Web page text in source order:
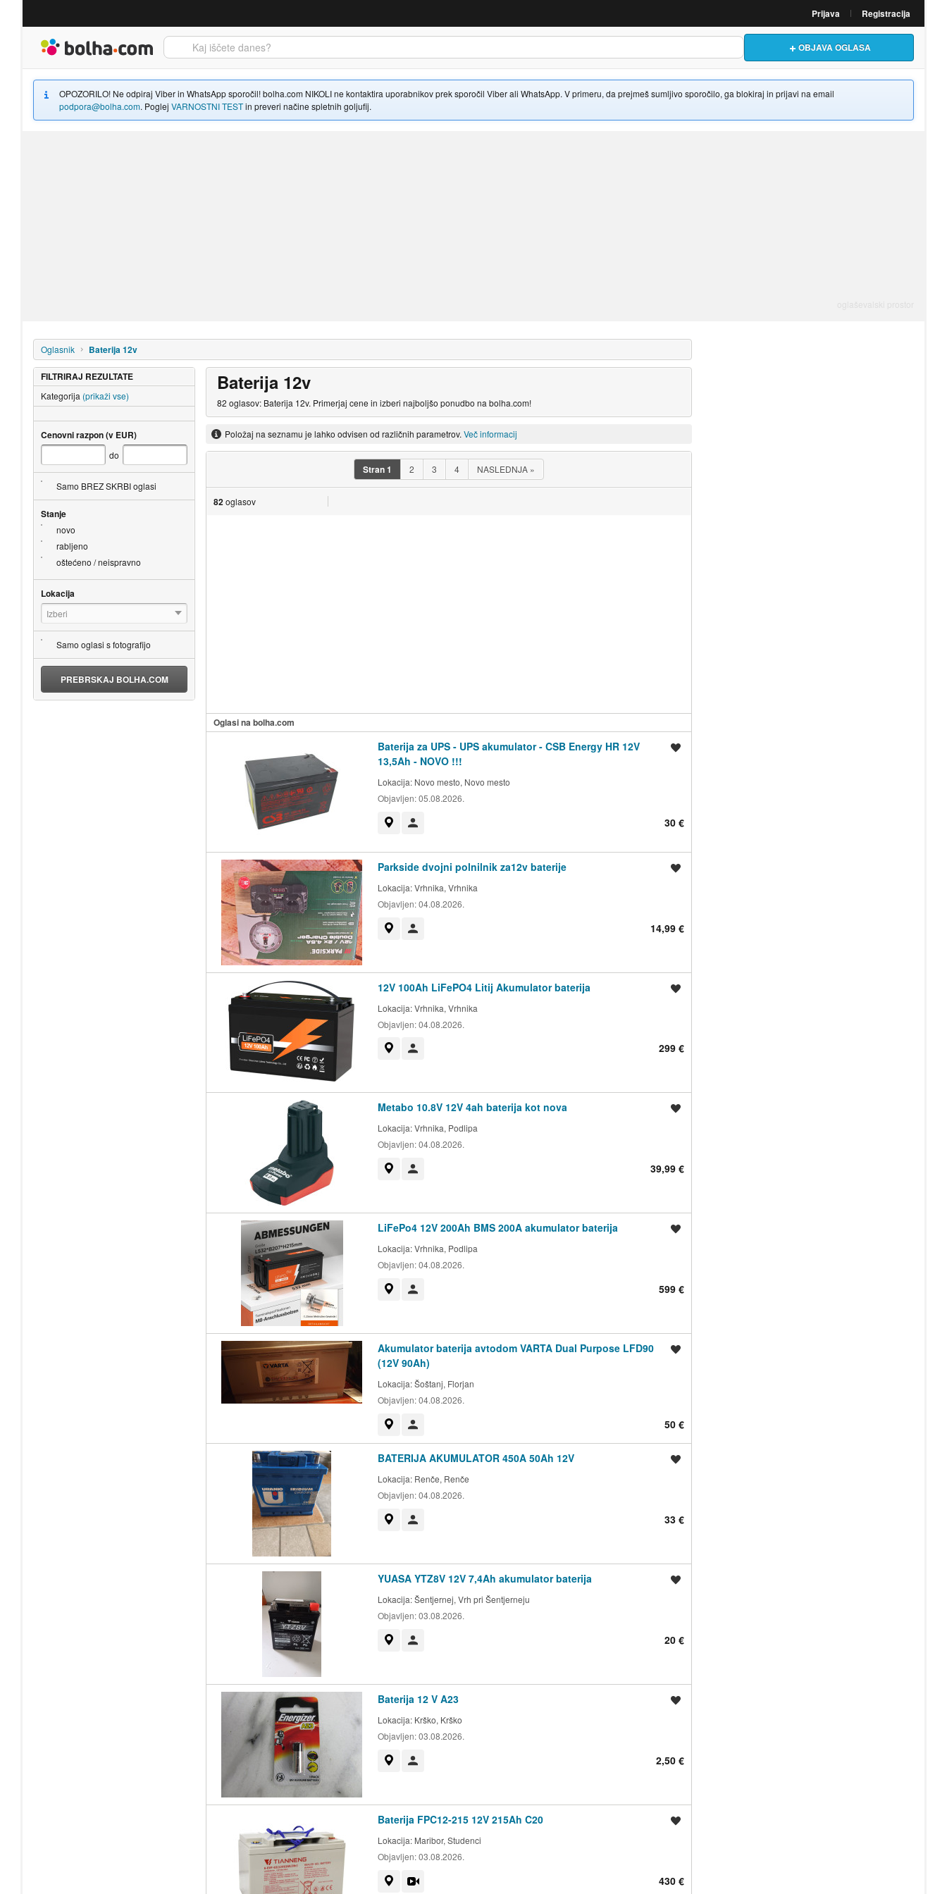
Prijava Registracija
OBJAVA OGLASA
OPOZORILO! Ne odpiraj Viber in WhatsApp sporočil! bolha.com NIKOLI ne kontaktira uporabnikov prek sporočil Viber ali WhatsApp. V primeru, da prejmeš sumljivo sporočilo, ga blokiraj in prijavi na email
podpora@bolha.com. Poglej VARNOSTNI TESTin preveri načine spletnih goljufij.
Oglasnik Baterija 12v
Baterija 12v
82 oglasov: Baterija 12v. Primerjaj cene in izberi najboljšo ponudbo na bolha.com!
Položaj na seznamu je lahko odvisen od različnih parametrov. Več informacij
Stran1 2 3 4 NASLEDNJA »
82oglasov
Oglasi na bolha.com
Baterija za UPS - UPS akumulator - CSB Energy HR 12V
13,5Ah - NOVO !!!
Lokacija: Novo mesto, Novo mesto
Objavljen:05.08.2026.
30 €
Parkside dvojni polnilnik za12v baterije
Lokacija:Vrhnika, Vrhnika
Objavljen:04.08.2026.
14,99 €
12V 100Ah LiFePO4 Litij Akumulator baterija
Lokacija:Vrhnika, Vrhnika
Objavljen:04.08.2026.
299 €
Metabo 10.8V 12V 4ah baterija kot nova
Lokacija:Vrhnika, Podlipa
Objavljen:04.08.2026.
39,99 €
LiFePo4 12V 200Ah BMS 200A akumulator baterija
Lokacija:Vrhnika, Podlipa
Objavljen:04.08.2026.
599 €
Akumulator baterija avtodom VARTA Dual Purpose LFD90
(12V 90Ah)
Lokacija:Šoštanj, Florjan
Objavljen:04.08.2026.
50 €
BATERIJA AKUMULATOR 450A 50Ah 12V
Lokacija: Renče, Renče
Objavljen:04.08.2026.
33 €
YUASA YTZ8V 12V 7,4Ah akumulator baterija
Lokacija:Šentjernej, Vrh pri Šentjerneju
Objavljen:03.08.2026.
20 €
Baterija 12 V A23
Lokacija: Krško, Krško
Objavljen:03.08.2026.
2,50 €
Baterija FPC12-215 12V 215Ah C20
Lokacija: Maribor, Studenci
Objavljen:03.08.2026.
430 €
FILTRIRAJ REZULTATE
Kategorija (prikaži vse)
Cenovni razpon (v EUR)
do
Samo BREZ SKRBI oglasi
Stanje
novo
rabljeno
oštećeno / neispravno
Lokacija
Izberi
Samo oglasi s fotografijo
PREBRSKAJ BOLHA.COM